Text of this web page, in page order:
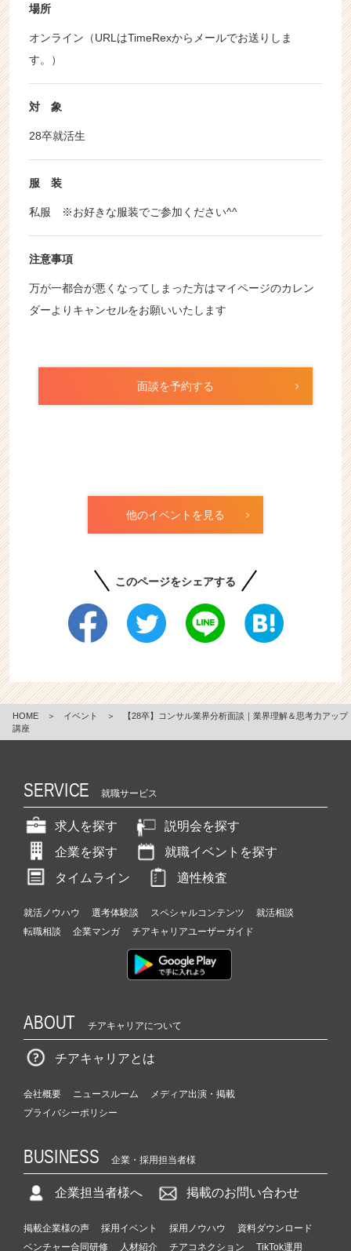
場所
オンライン（URLはTimeRexからメールでお送りしま
す。）
対 象
28卒就活生
服 装
私服 ※お好きな服装でご参加ください^^
注意事項
万が一都合が悪くなってしまった方はマイページのカレン
ダーよりキャンセルをお願いいたします
面談を予約する
他のイベントを見る
このページをシェアする
HOME ＞ イベント ＞
【28卒】コンサル業界分析面談｜業界理解＆思考力アップ
講座
SERVICE 就職サービス
求人を探す
説明会を探す
企業を探す
就職イベントを探す
タイムライン
適性検査
就活ノウハウ 選考体験談 スペシャルコンテンツ
就活相談
転職相談
企業マンガ チアキャリアユーザーガイド
ABOUT チアキャリアについて
チアキャリアとは
会社概要 ニュースルーム
メディア出演・掲載
プライバシーポリシー
BUSINESS 企業・採用担当者様
企業担当者様へ 掲載のお問い合わせ
掲載企業様の声 採用イベント 採用ノウハウ
資料ダウンロード
ベンチャー合同研修
人材紹介 チアコネクション TikTok運用